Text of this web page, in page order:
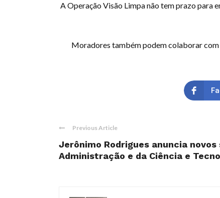
A Operação Visão Limpa não tem prazo para
Moradores também podem colaborar com
Previous Article
Jerônimo Rodrigues anuncia
Administração e da Ciência e